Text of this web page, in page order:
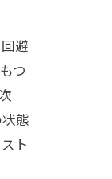
避
つ
態
ト